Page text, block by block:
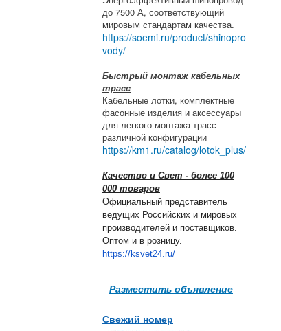
до 7500 А, соответствующий
мировым стандартам качества.
https://soemi.ru/product/shinopro
vody/
Быстрый монтаж кабельных
трасс
Кабельные лотки, комплектные
фасонные изделия и аксессуары
для легкого монтажа трасс
различной конфигурации
https://km1.ru/catalog/lotok_plus/
Качество и Свет - более 100
000 товаров
Официальный представитель
ведущих Российских и мировых
производителей и поставщиков.
Оптом и в розницу.
https://ksvet24.ru/
Разместить объявление
Свежий номер